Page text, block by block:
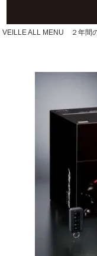
VEILLE ALL MENU ２年間